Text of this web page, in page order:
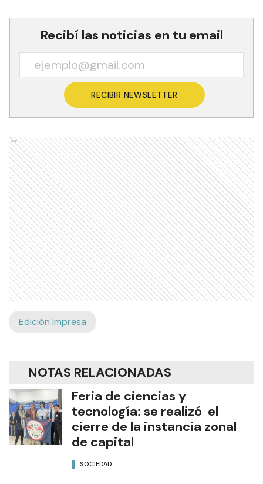
Recibí las noticias en tu email
RECIBIR NEWSLETTER
Ads
Edición Impresa
NOTAS RELACIONADAS
Feria de ciencias y
tecnología: se realizó el
cierre de la instancia zonal
de capital
SOCIEDAD